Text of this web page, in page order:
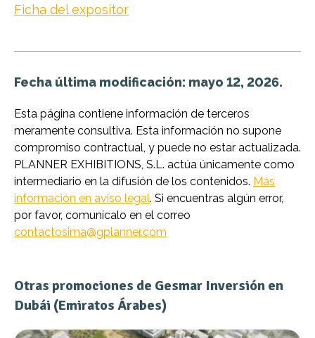
Ficha del expositor
Fecha última modificación: mayo 12, 2026.
Esta página contiene información de terceros
meramente consultiva. Esta información no supone
compromiso contractual, y puede no estar actualizada.
PLANNER EXHIBITIONS, S.L. actúa únicamente como
intermediario en la difusión de los contenidos. Más
información en aviso legal. Si encuentras algún error,
por favor, comunícalo en el correo
contactosima@gplanner.com
Otras promociones de Gesmar Inversión en
Dubái (Emiratos Árabes)